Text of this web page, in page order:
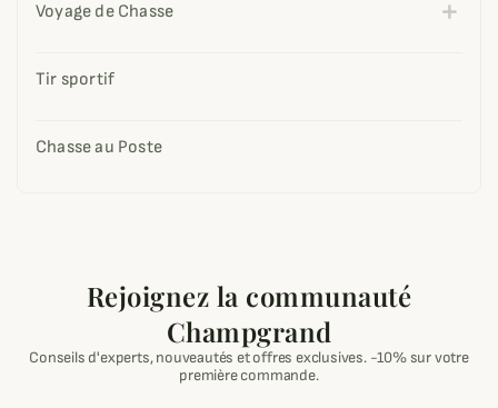
Voyage de Chasse
Tir sportif
Chasse au Poste
Rejoignez la communauté
Champgrand
Conseils d'experts, nouveautés et offres exclusives. -10% sur votre
première commande.